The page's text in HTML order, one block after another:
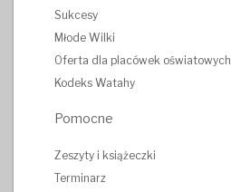
Sukcesy
Młode Wilki
Oferta dla placówek oświatowych
Kodeks Watahy
Pomocne
Zeszyty i książeczki
Terminarz